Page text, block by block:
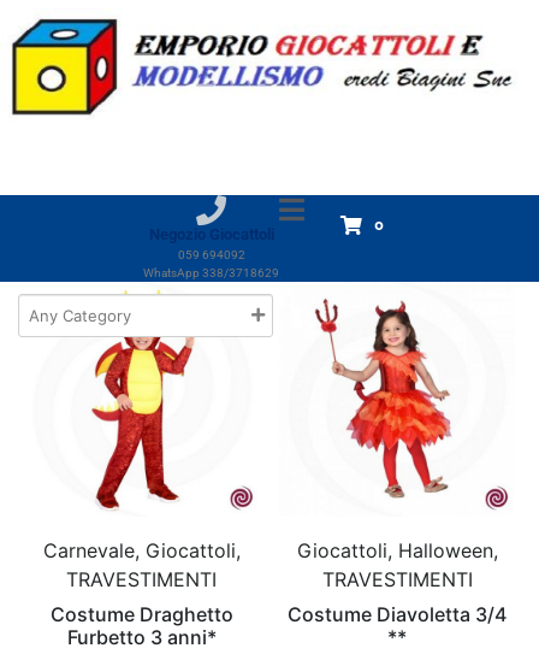
Negozio Giocattoli
059 694092
WhatsApp 338/3718629
0
Home Prodotti Puzzle Party
Puzzle Party
Carnevale, Giocattoli,
TRAVESTIMENTI
Costume Draghetto
Furbetto 3 anni*
Giocattoli, Halloween,
TRAVESTIMENTI
Costume Diavoletta 3/4
**